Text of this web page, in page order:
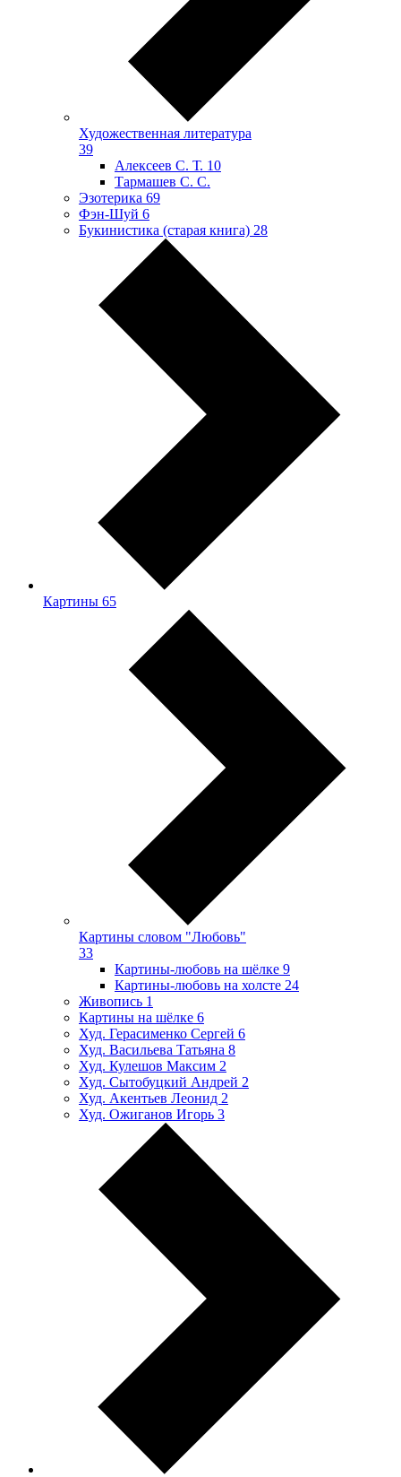
Художественная литература
39
Алексеев С. Т. 10
Тармашев С. С.
Эзотерика 69
Фэн-Шуй 6
Букинистика (старая книга) 28
Картины 65
Картины словом "Любовь"
33
Картины-любовь на шёлке 9
Картины-любовь на холсте 24
Живопись 1
Картины на шёлке 6
Худ. Герасименко Сергей 6
Худ. Васильева Татьяна 8
Худ. Кулешов Максим 2
Худ. Сытобуцкий Андрей 2
Худ. Акентьев Леонид 2
Худ. Ожиганов Игорь 3